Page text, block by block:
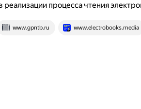
реализации процесса чтения
www.gpntb.ru www.electrobooks.media